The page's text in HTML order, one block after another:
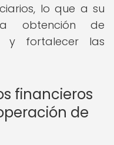
lo que a su
obtención de
y fortalecer las
financieros
de